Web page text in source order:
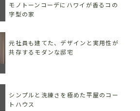
モノトーンコーデにハワイが香るコの
字型の家
元社員も建てた、デザインと実用性が
共存するモダンな邸宅
シンプルと洗練さを極めた平屋のコー
トハウス